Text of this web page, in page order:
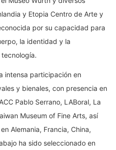
y Etopia Centro de Arte y
por su capacidad para
la identidad y la
intensa participación en
y bienales, con presencia en
Pablo Serrano, LABoral, La
Museum of Fine Arts, así
Alemania, Francia, China,
ha sido seleccionado en